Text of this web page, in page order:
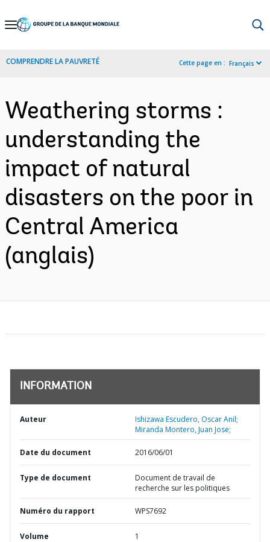
Skip
Navigation
COMPRENDRE LA PAUVRETÉ Cette page en : Français
Weathering storms :
understanding the
impact of natural
disasters on the poor in
Central America
(anglais)
INFORMATION
Auteur
Ishizawa Escudero, Oscar Anil;
Miranda Montero, Juan Jose;
Date du document 2016/06/01
Type de document
Document de travail de
recherche sur les politiques
Numéro du rapport WPS7692
Volume 1